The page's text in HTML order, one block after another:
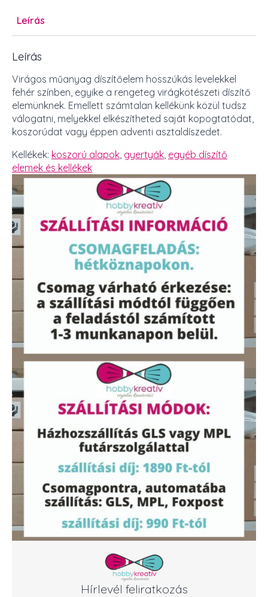
Leírás
Leírás
Virágos műanyag díszítőelem hosszúkás levelekkel
fehér színben, egyike a rengeteg virágkötészeti díszítő
elemünknek. Emellett számtalan kellékünk közül tudsz
válogatni, melyekkel elkészítheted saját kopogtatódat,
koszorúdat vagy éppen adventi asztaldíszedet.
Kellékek: koszorú alapok gyertyák egyéb díszítő
elemek és kellékek
Hírlevél feliratkozás